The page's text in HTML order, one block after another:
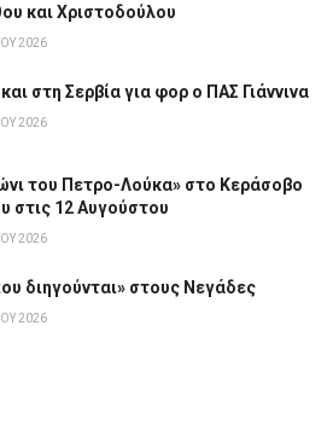
και Χριστοδούλου
2026
και στη Σερβία για φορ ο ΠΑΣ Γιάννινα
2026
του Πετρο-Λούκα» στο Κεράσοβο
στις 12 Αυγούστου
2026
διηγούνται» στους Νεγάδες
2026